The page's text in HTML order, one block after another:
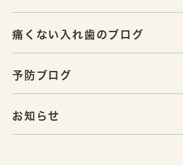
痛くない入れ歯のブログ
予防ブログ
お知らせ